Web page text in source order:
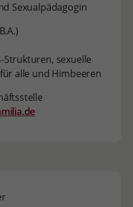
Sexualpädagogin
Strukturen, sexuelle
alle und Himbeeren